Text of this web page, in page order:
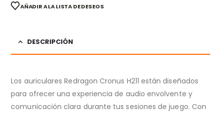
AÑADIR A LA LISTA DE DESEOS
DESCRIPCIÓN
Los auriculares Redragon Cronus H211 están diseñados
para ofrecer una experiencia de audio envolvente y
comunicación clara durante tus sesiones de juego. Con